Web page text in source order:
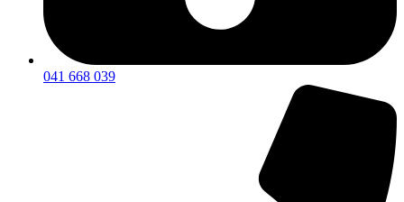
041 668 039